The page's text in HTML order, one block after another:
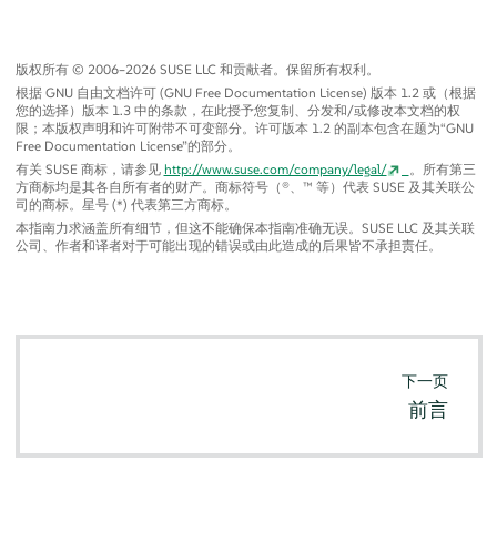
版权所有 © 2006–2026 SUSE LLC 和贡献者。保留所有权利。
根据 GNU 自由文档许可 (GNU Free Documentation License) 版本 1.2 或（根据
您的选择）版本 1.3 中的条款，在此授予您复制、分发和/或修改本文档的权
限；本版权声明和许可附带不可变部分。许可版本 1.2 的副本包含在题为“GNU
Free Documentation License”的部分。
有关 SUSE 商标，请参见 http://www.suse.com/company/legal/
。所有第三
方商标均是其各自所有者的财产。商标符号（®、™ 等）代表 SUSE 及其关联公
司的商标。星号 (*) 代表第三方商标。
本指南力求涵盖所有细节，但这不能确保本指南准确无误。SUSE LLC 及其关联
公司、作者和译者对于可能出现的错误或由此造成的后果皆不承担责任。
下一页
前言